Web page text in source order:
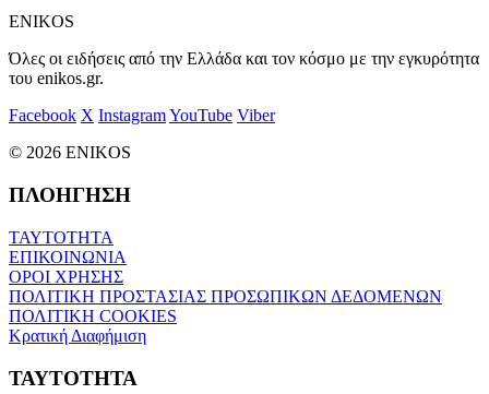
ENIKOS
Όλες οι ειδήσεις από την Ελλάδα και τον κόσμο με την εγκυρότητα
του enikos.gr.
Facebook X InstagramYouTube Viber
© 2026 ENIKOS
ΠΛΟΗΓΗΣΗ
ΤΑΥΤΟΤΗΤΑ
ΕΠΙΚΟΙΝΩΝΙΑ
ΟΡΟΙ ΧΡΗΣΗΣ
ΠΟΛΙΤΙΚΗ ΠΡΟΣΤΑΣΙΑΣ ΠΡΟΣΩΠΙΚΩΝ ΔΕΔΟΜΕΝΩΝ
ΠΟΛΙΤΙΚΗ COOKIES
Κρατική Διαφήμιση
ΤΑΥΤΟΤΗΤΑ